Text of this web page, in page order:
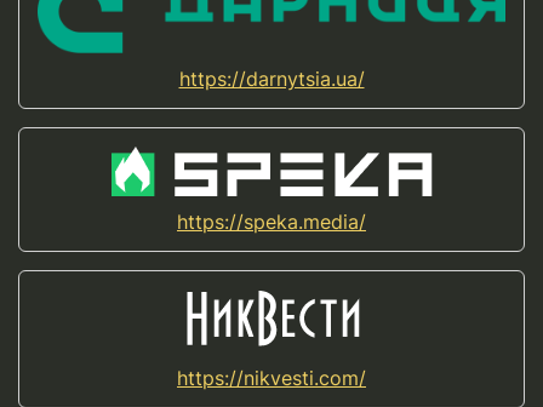
https://darnytsia.ua/
https://speka.media/
https://nikvesti.com/